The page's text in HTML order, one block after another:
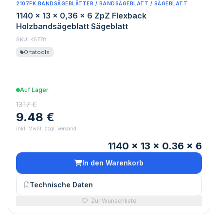
2107FK BANDSÄGEBLÄTTER / BANDSÄGEBLATT / SÄGEBLATT
1140 x 13 x 0,36 x 6 ZpZ Flexback
Holzbandsägeblatt Sägeblatt
SKU: K5778
Ortatools
Auf Lager
13.17 €
9.48 €
inkl. MwSt. zzgl. Versand
1140 x 13 x 0.36 x 6
In den Warenkorb
Technische Daten
Zur Wunschliste